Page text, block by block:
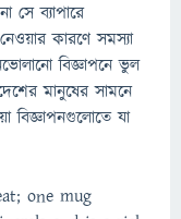
সে ব্যাপারে
কারণে সমস্যা
বিজ্ঞাপনে ভুল
মানুষের সামনে
বিজ্ঞাপনগুলোতে যা
one mug